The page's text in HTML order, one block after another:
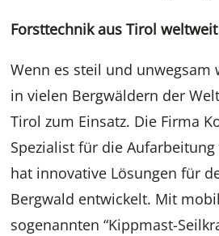
Forsttechnik aus Tirol
Wenn es steil und
in vielen Bergwäldern der
Tirol zum Einsatz. Die Firma
Spezialist für die
hat innovative Lösungen für
Bergwald entwickelt. Mit
sogenannten “Kippmast-